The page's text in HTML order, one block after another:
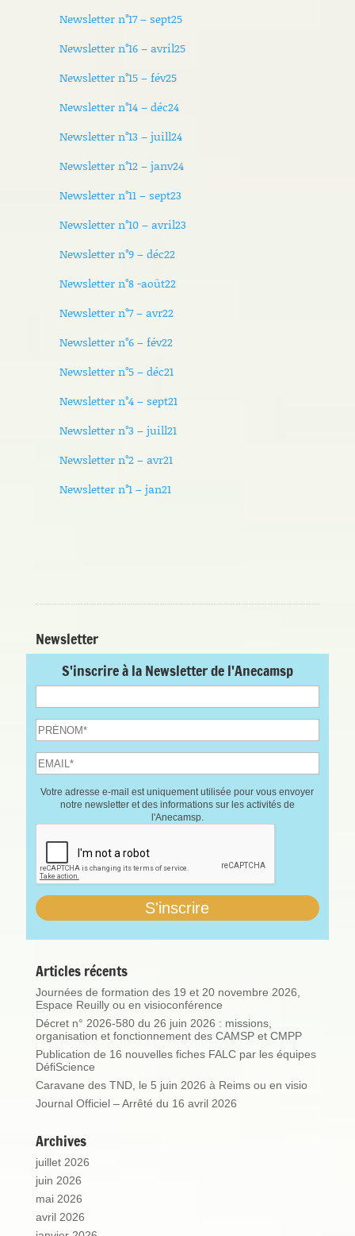
Newsletter n°17 – sept25
Newsletter n°16 – avril25
Newsletter n°15 – fév25
Newsletter n°14 – déc24
Newsletter n°13 – juill24
Newsletter n°12 – janv24
Newsletter n°11 – sept23
Newsletter n°10 – avril23
Newsletter n°9 – déc22
Newsletter n°8 -août22
Newsletter n°7 – avr22
Newsletter n°6 – fév22
Newsletter n°5 – déc21
Newsletter n°4 – sept21
Newsletter n°3 – juill21
Newsletter n°2 – avr21
Newsletter n°1 – jan21
Newsletter
S'inscrire à la Newsletter de l'Anecamsp
Votre adresse e-mail est uniquement utilisée pour vous envoyer
notre newsletter et des informations sur les activités de
l'Anecamsp.
Articles récents
Journées de formation des 19 et 20 novembre 2026,
Espace Reuilly ou en visioconférence
Décret n° 2026-580 du 26 juin 2026 : missions,
organisation et fonctionnement des CAMSP et CMPP
Publication de 16 nouvelles fiches FALC par les équipes
DéfiScience
Caravane des TND, le 5 juin 2026 à Reims ou en visio
Journal Officiel – Arrêté du 16 avril 2026
Archives
juillet 2026
juin 2026
mai 2026
avril 2026